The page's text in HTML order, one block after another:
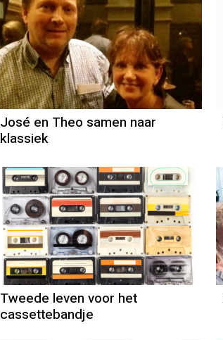
José en Theo samen naar
klassiek
Tweede leven voor het
cassettebandje